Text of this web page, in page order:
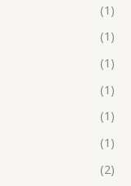
(1)
(1)
(1)
(1)
(1)
(1)
(2)